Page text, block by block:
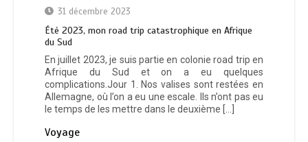
31 décembre 2023
Été 2023, mon road trip catastrophique en Afrique
du Sud
En juillet 2023, je suis partie en colonie road trip en
Afrique du Sud et on a eu quelques
complications.Jour 1. Nos valises sont restées en
Allemagne, où l’on a eu une escale. Ils n’ont pas eu
le temps de les mettre dans le deuxième […]
Voyage